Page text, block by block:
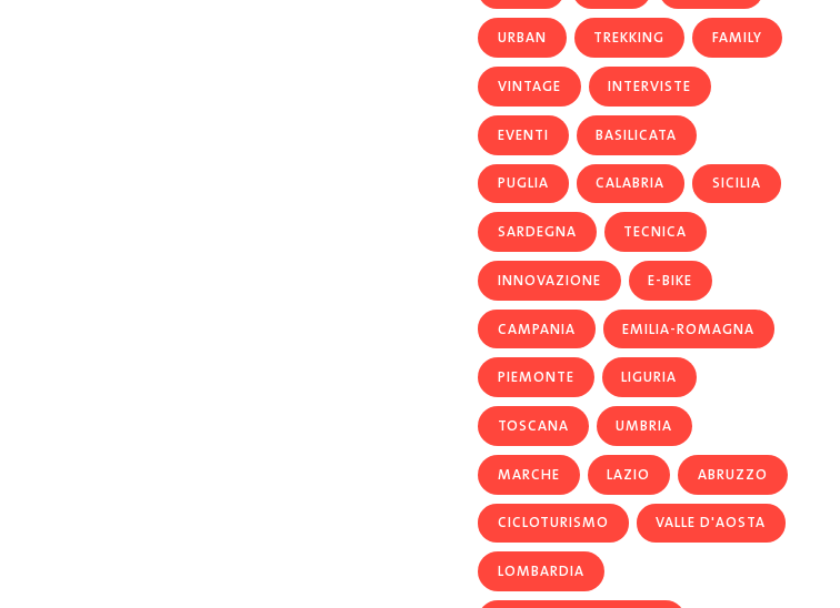
URBAN TREKKING FAMILY
VINTAGE INTERVISTE
EVENTI BASILICATA
PUGLIA CALABRIA SICILIA
SARDEGNA TECNICA
INNOVAZIONE E-BIKE
CAMPANIA EMILIA-ROMAGNA
PIEMONTE LIGURIA
TOSCANA UMBRIA
MARCHE LAZIO ABRUZZO
CICLOTURISMO VALLE D'AOSTA
LOMBARDIA